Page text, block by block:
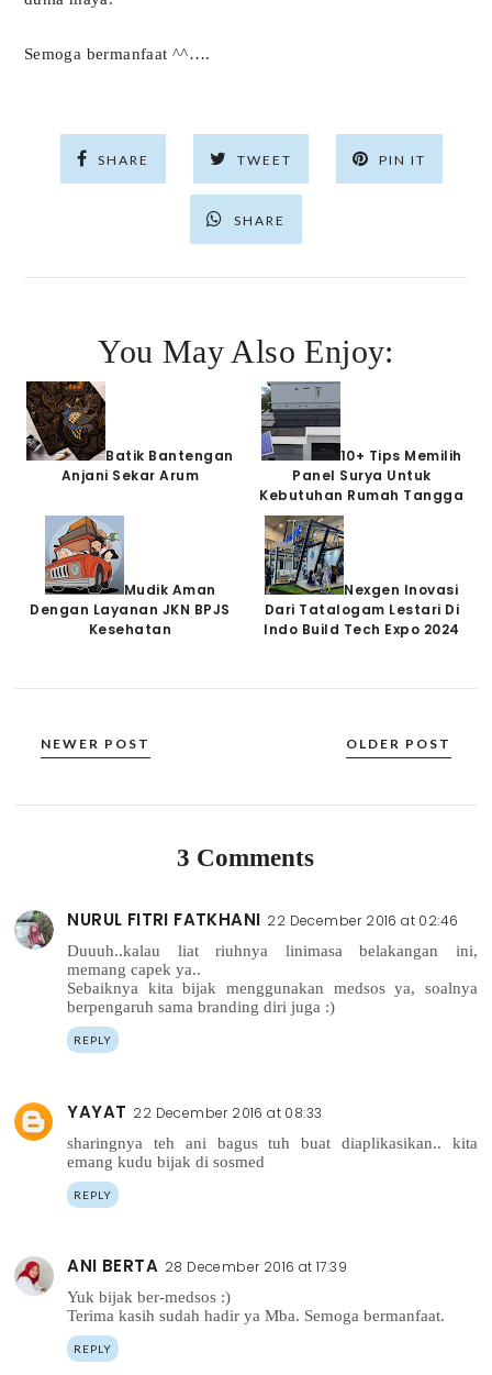
Semoga bermanfaat ^^….
SHARE TWEET PIN IT
SHARE
You May Also Enjoy:
Batik Bantengan
Anjani Sekar Arum
10+ Tips Memilih
Panel Surya Untuk
Kebutuhan Rumah Tangga
Mudik Aman
Dengan Layanan JKN BPJS
Kesehatan
Nexgen Inovasi
Dari Tatalogam Lestari Di
Indo Build Tech Expo 2024
NEWER POST OLDER POST
3 Comments
NURUL FITRI FATKHANI 22 December 2016 at 02:46
Duuuh..kalau liat riuhnya linimasa belakangan ini,
memang capek ya..
Sebaiknya kita bijak menggunakan medsos ya, soalnya
berpengaruh sama branding diri juga :)
REPLY
YAYAT 22 December 2016 at 08:33
sharingnya teh ani bagus tuh buat diaplikasikan.. kita
emang kudu bijak di sosmed
REPLY
ANI BERTA 28 December 2016 at 17:39
Yuk bijak ber-medsos :)
Terima kasih sudah hadir ya Mba. Semoga bermanfaat.
REPLY